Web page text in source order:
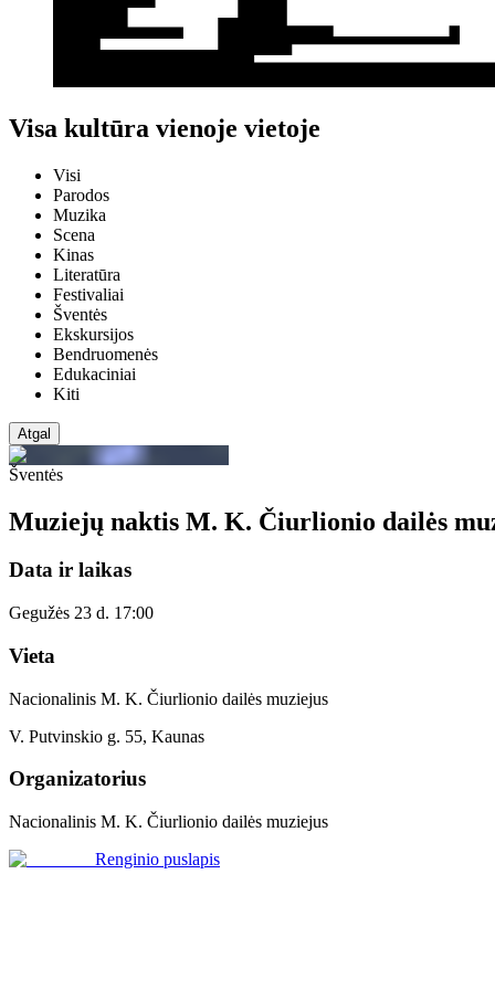
Visa kultūra vienoje vietoje
Visi
Parodos
Muzika
Scena
Kinas
Literatūra
Festivaliai
Šventės
Ekskursijos
Bendruomenės
Edukaciniai
Kiti
Atgal
Šventės
Muziejų naktis M. K. Čiurlionio dailės
Data ir laikas
Gegužės 23 d. 17:00
Vieta
Nacionalinis M. K. Čiurlionio dailės muziejus
V. Putvinskio g. 55, Kaunas
Organizatorius
Nacionalinis M. K. Čiurlionio dailės muziejus
Renginio puslapis